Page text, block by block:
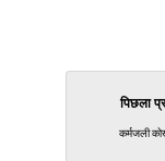
पिछला
कर्मजली